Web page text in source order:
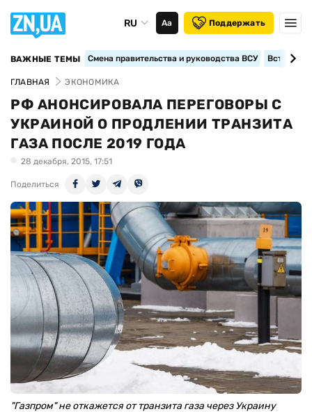
RU Аа Поддержать
ВАЖНЫЕ ТЕМЫ Смена правительства и руководства ВСУ
ГЛАВНАЯ ЭКОНОМИКА
РФ АНОНСИРОВАЛА ПЕРЕГОВОРЫ С
УКРАИНОЙ О ПРОДЛЕНИИ ТРАНЗИТА
ГАЗА ПОСЛЕ 2019 ГОДА
28 декабря, 2015, 17:51
Поделиться
"Газпром" не откажется от транзита газа через Украину